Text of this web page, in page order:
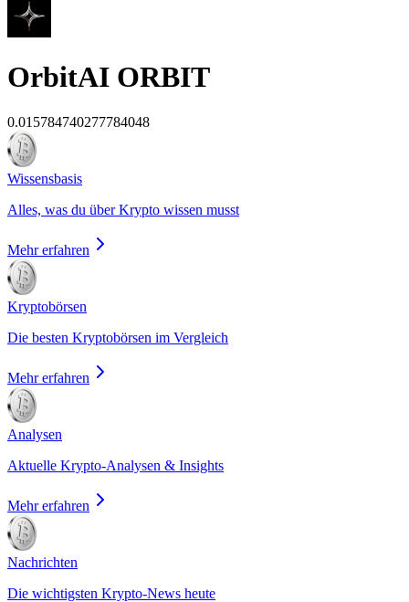
OrbitAI ORBIT
0.015784740277784048
Wissensbasis
Alles, was du über Krypto wissen musst
Mehr erfahren
Kryptobörsen
Die besten Kryptobörsen im Vergleich
Mehr erfahren
Analysen
Aktuelle Krypto-Analysen & Insights
Mehr erfahren
Nachrichten
Die wichtigsten Krypto-News heute